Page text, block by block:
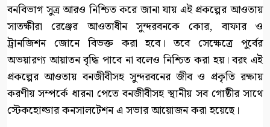
বনবিভাগ সুত্র আরও নিশ্চিত করে জানা যায় এই প্রকল্পের আওতায়
সাতক্ষীরা রেঞ্জের আওতাধীন সুন্দরবনকে কোর, বাফার ও
ট্রানজিশন জোনে বিভক্ত করা হবে। তবে সেক্ষেত্রে পুর্বের
অভয়ারণ্য আয়াতন বৃদ্ধি পাবে না বলেও নিশ্চিত করা হয়। বরং এই
প্রকল্পের আওতায় বনজীবীসহ সুন্দরবনের জীব ও প্রকৃতি রক্ষায়
করণীয় সম্পর্কে ধারনা পেতে বনজীবীসহ স্থানীয় সব গোষ্ঠীর সাথে
স্টেকহোল্ডার কনসালটেশন এ সভার আয়োজন করা হয়েছে।